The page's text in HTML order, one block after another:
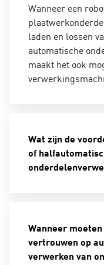
Wanneer een
laden en lossen
automatische
maakt het ook
Wat zijn de
of
arbeiders. Op hun
werknemers
biedt een robot
Wanneer
vertrouwen op
verwerken van